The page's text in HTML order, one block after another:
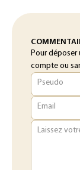
Pour déposer
compte ou
Pseudo
Email
Laissez